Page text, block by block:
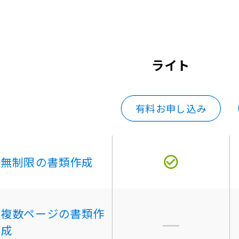
ライト
有料お申し込み
無制限の書類作成
複数ページの書類作
成